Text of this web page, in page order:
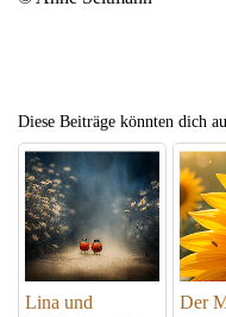
Diese Beiträge könnten dich
Lina und
Der